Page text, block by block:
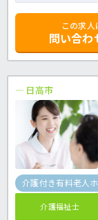
この求人
問い合わ
日高市
介護付き有料老人
介護福祉士